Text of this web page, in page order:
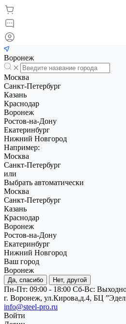
Воронеж
Москва
Санкт-Петербург
Казань
Краснодар
Воронеж
Ростов-на-Дону
Екатеринбург
Нижний Новгород
Например:
Москва
Санкт-Петербург
или
Выбрать автоматически
Москва
Санкт-Петербург
Казань
Краснодар
Воронеж
Ростов-на-Дону
Екатеринбург
Нижний Новгород
Ваш город
Воронеж
Да, спасибо Нет, другой
Пн-Пт: 09:00 - 18:00 Cб-Вс:
г. Воронеж, ул.Кирова,д.4, БЦ
info@steel-pro.ru
Войти